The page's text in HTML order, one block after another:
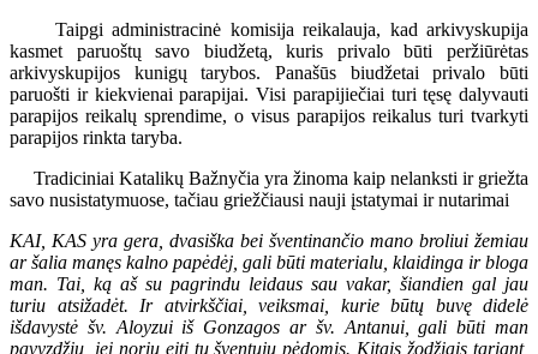
Taipgi administracinė komisija reikalauja, kad arkivyskupija
kasmet paruoštų savo biudžetą, kuris privalo būti peržiūrėtas
arkivyskupijos kunigų tarybos. Panašūs biudžetai privalo būti
paruošti ir kiekvienai parapijai. Visi parapijiečiai turi tęsę dalyvauti
parapijos reikalų sprendime, o visus parapijos reikalus turi tvarkyti
parapijos rinkta taryba.
Tradiciniai Katalikų Bažnyčia yra žinoma kaip nelanksti ir griežta
savo nusistatymuose, tačiau griežčiausi nauji įstatymai ir nutarimai
KAI, KAS yra gera, dvasiška bei šventinančio mano broliui žemiau
ar šalia manęs kalno papėdėj, gali būti materialu, klaidinga ir bloga
man. Tai, ką aš su pagrindu leidaus sau vakar, šiandien gal jau
turiu atsižadėt. Ir atvirkščiai, veiksmai, kurie būtų buvę didelė
išdavystė šv. Aloyzui iš Gonzagos ar šv. Antanui, gali būti man
pavyzdžiu, jei noriu eiti tų šventųjų pėdomis. Kitais žodžiais tariant,